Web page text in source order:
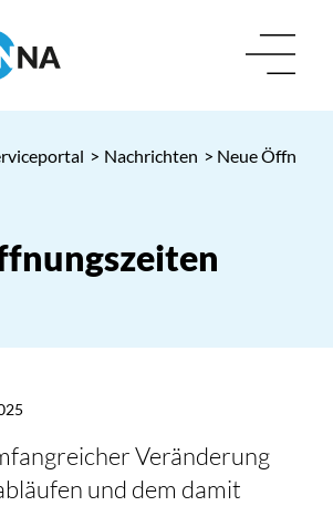
> Nachrichten > Neue
Veränderung
und dem damit